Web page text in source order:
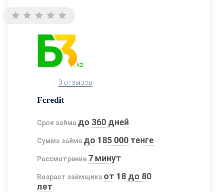
0 отзывов
Fcredit
Срок займа до 360 дней
Сумма займа до 185 000 тенге
Рассмотрение 7 минут
Возраст заёмщика от 18 до 80
лет